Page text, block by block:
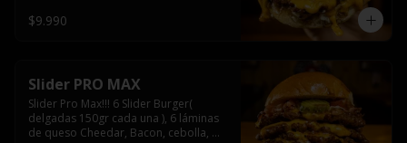
$9.990
Slider PRO MAX
Slider Pro Max!!! 6 Slider Burger(
delgadas 150gr cada una ), 6 láminas
de queso Cheedar, Bacon, cebolla,